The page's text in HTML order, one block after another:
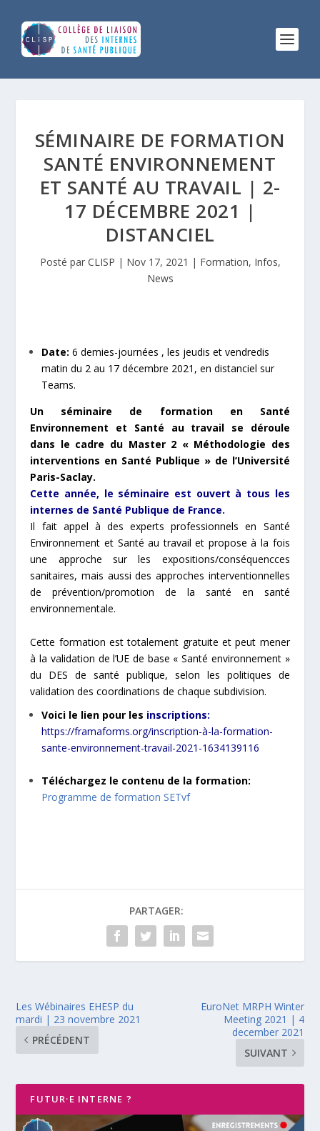
SÉMINAIRE DE FORMATION
SANTÉ ENVIRONNEMENT
ET SANTÉ AU TRAVAIL | 2-
17 DÉCEMBRE 2021 |
DISTANCIEL
Posté par CLISP | Nov 17, 2021 | Formation, Infos,
News
Date: 6 demies-journées , les jeudis et vendredis
matin du 2 au 17 décembre 2021, en distanciel sur
Teams.
Un séminaire de formation en Santé
Environnement et Santé au travail se déroule
dans le cadre du Master 2 « Méthodologie des
interventions en Santé Publique » de l’Université
Paris-Saclay.
Cette année, le séminaire est ouvert à tous les
internes de Santé Publique de France.
Il fait appel à des experts professionnels en Santé
Environnement et Santé au travail et propose à la fois
une approche sur les expositions/conséquencces
sanitaires, mais aussi des approches interventionnelles
de prévention/promotion de la santé en santé
environnementale.
Cette formation esttotalement gratuite et peut mener
à la validation de l’UE de base « Santé environnement »
du DES de santé publique, selon les politiques de
validation des coordinations de chaque subdivision.
Voici le lien pour les inscriptions:
https://framaforms.org/inscription-à-la-formation-
sante-environnement-travail-2021-1634139116
Téléchargez le contenu de la formation:
Programme de formation SETvf
PARTAGER:
Les Wébinaires EHESP du
mardi | 23 novembre 2021
PRÉCÉDENT
EuroNet MRPH Winter
Meeting 2021 | 4
december 2021
SUIVANT
FUTUR·E INTERNE ?